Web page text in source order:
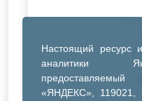
Настоящий ресурс
аналитики
«ЯНДЕКС», 119021,